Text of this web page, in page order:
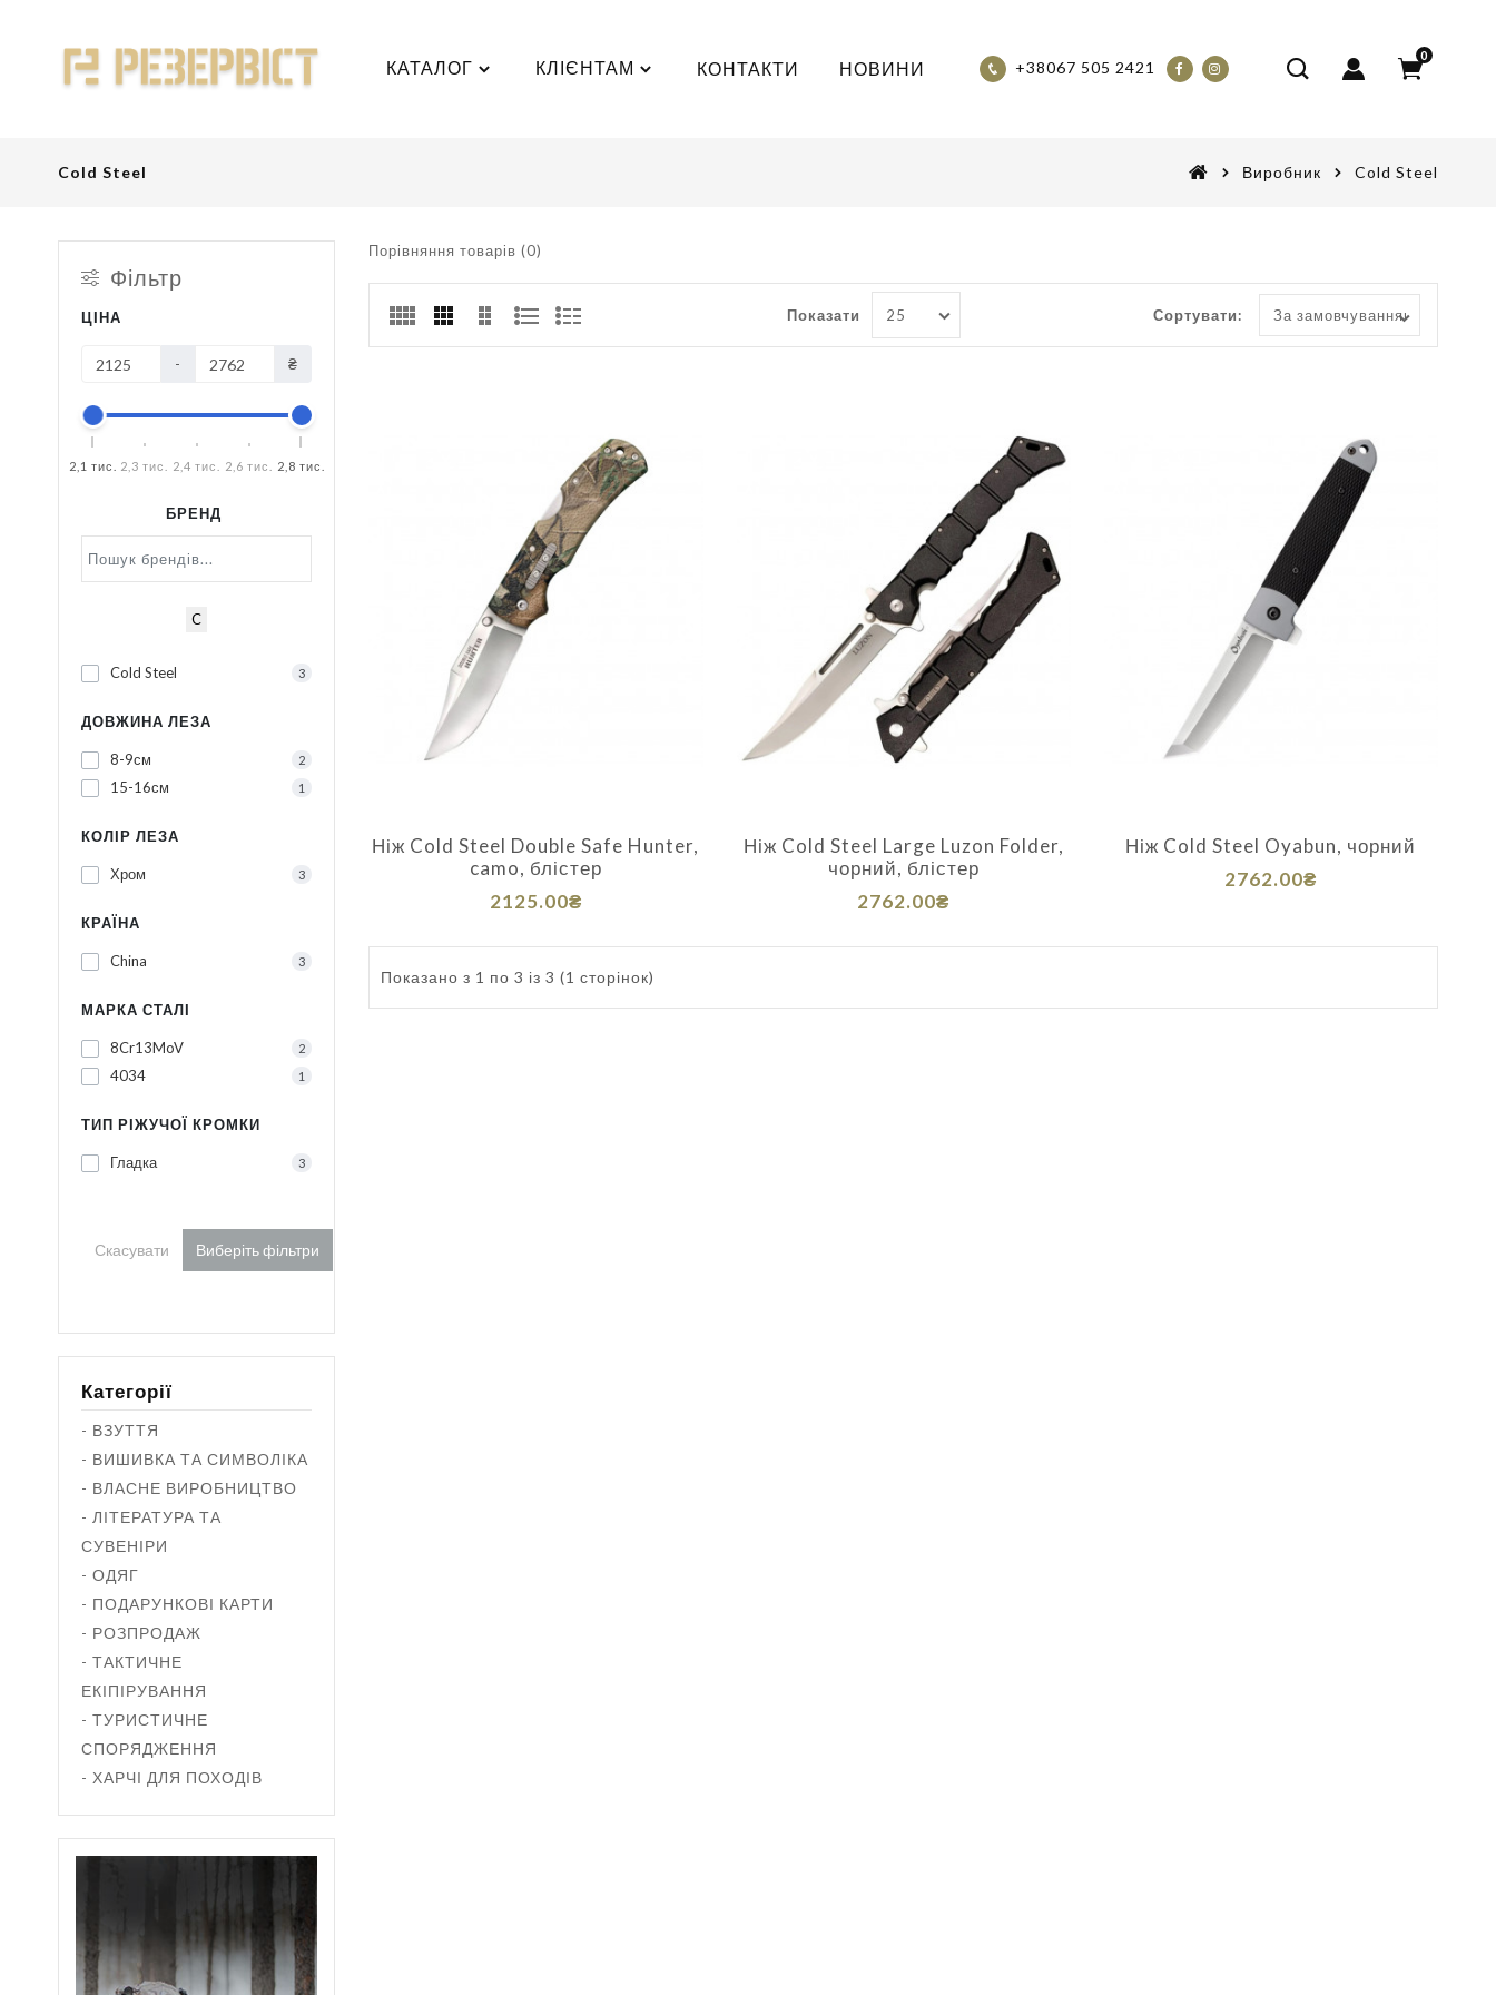
КАТАЛОГ КЛІЄНТАМ КОНТАКТИ НОВИНИ +38067 505 2421
0
Cold Steel Виробник Cold Steel
Фільтр
ЦІНА
- ₴
2,1 тис. 2,3 тис. 2,4 тис. 2,6 тис. 2,8 тис.
БРЕНД
C
Cold Steel 3
ДОВЖИНА ЛЕЗА
8-9см 2
15-16см 1
КОЛІР ЛЕЗА
Хром 3
КРАЇНА
China 3
МАРКА СТАЛІ
8Cr13MoV 2
4034 1
ТИП РІЖУЧОЇ КРОМКИ
Гладка 3
Скасувати Виберіть фільтри
Категорії
- ВЗУТТЯ
- ВИШИВКА ТА СИМВОЛІКА
- ВЛАСНЕ ВИРОБНИЦТВО
- ЛІТЕРАТУРА ТА
СУВЕНІРИ
- ОДЯГ
- ПОДАРУНКОВІ КАРТИ
- РОЗПРОДАЖ
- ТАКТИЧНЕ
ЕКІПІРУВАННЯ
- ТУРИСТИЧНЕ
СПОРЯДЖЕННЯ
- ХАРЧІ ДЛЯ ПОХОДІВ
Порівняння товарів (0)
Показати Сортувати:
Ніж Cold Steel Double Safe Hunter,
camo, блістер
2125.00₴
Ніж Cold Steel Large Luzon Folder,
чорний, блістер
2762.00₴
Ніж Cold Steel Oyabun, чорний
2762.00₴
Показано з 1 по 3 із 3 (1 сторінок)